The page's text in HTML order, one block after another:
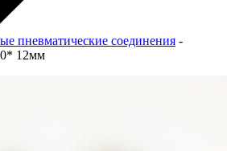
пневматические соединения -
12мм